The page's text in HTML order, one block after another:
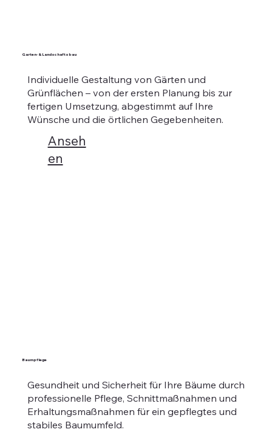
Garten- & Landschaftsbau
Individuelle Gestaltung von Gärten und
Grünflächen – von der ersten Planung bis zur
fertigen Umsetzung, abgestimmt auf Ihre
Wünsche und die örtlichen Gegebenheiten.
Anseh
en
Baumpflege
Gesundheit und Sicherheit für Ihre Bäume durch
professionelle Pflege, Schnittmaßnahmen und
Erhaltungsmaßnahmen für ein gepflegtes und
stabiles Baumumfeld.